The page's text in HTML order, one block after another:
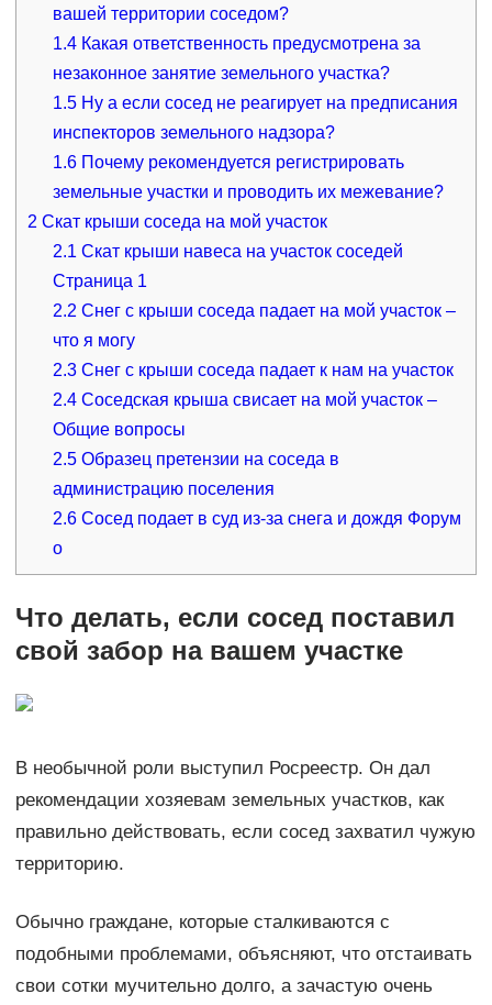
вашей территории соседом?
1.4 Какая ответственность предусмотрена за
незаконное занятие земельного участка?
1.5 Ну а если сосед не реагирует на предписания
инспекторов земельного надзора?
1.6 Почему рекомендуется регистрировать
земельные участки и проводить их межевание?
2 Скат крыши соседа на мой участок
2.1 Скат крыши навеса на участок соседей
Страница 1
2.2 Снег с крыши соседа падает на мой участок –
что я могу
2.3 Снег с крыши соседа падает к нам на участок
2.4 Соседская крыша свисает на мой участок –
Общие вопросы
2.5 Образец претензии на соседа в
администрацию поселения
2.6 Сосед подает в суд из-за снега и дождя Форум
о
Что делать, если сосед поставил
свой забор на вашем участке
В необычной роли выступил Росреестр. Он дал
рекомендации хозяевам земельных участков, как
правильно действовать, если сосед захватил чужую
территорию.
Обычно граждане, которые сталкиваются с
подобными проблемами, объясняют, что отстаивать
свои сотки мучительно долго, а зачастую очень